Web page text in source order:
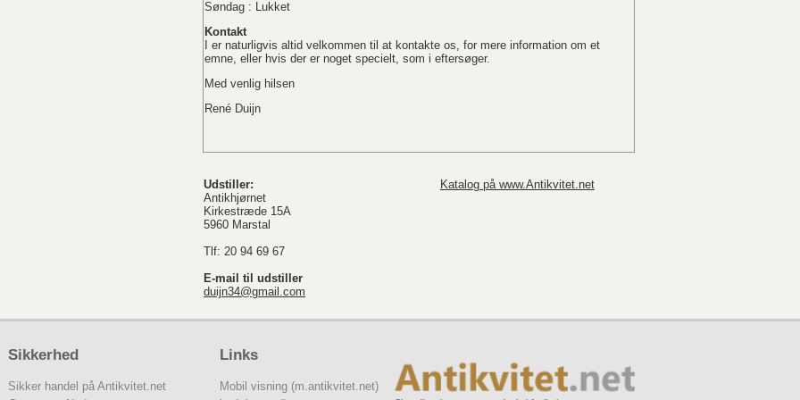
Søndag : Lukket
Kontakt
I er naturligvis altid velkommen til at kontakte os, for mere information om et
emne, eller hvis der er noget specielt, som i eftersøger.
Med venlig hilsen
René Duijn
Udstiller:
Antikhjørnet
Kirkestræde 15A
5960 Marstal
Tlf: 20 94 69 67
E-mail til udstiller
duijn34@gmail.com
Katalog på www.Antikvitet.net
Sikkerhed
Sikker handel på Antikvitet.net
Links
Mobil visning (m.antikvitet.net)